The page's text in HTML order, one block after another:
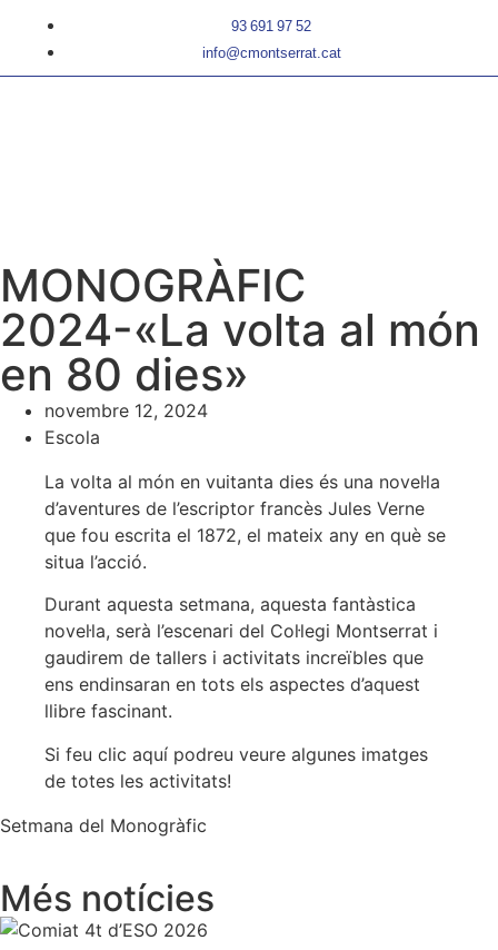
93 691 97 52
info@cmontserrat.cat
MONOGRÀFIC
2024-«La volta al món
en 80 dies»
novembre 12, 2024
Escola
La volta al món en vuitanta dies és una novel·la
d’aventures de l’escriptor francès Jules Verne
que fou escrita el 1872, el mateix any en què se
situa l’acció.
Durant aquesta setmana, aquesta fantàstica
novel·la, serà l’escenari del Col·legi Montserrat i
gaudirem de tallers i activitats increïbles que
ens endinsaran en tots els aspectes d’aquest
llibre fascinant.
Si feu clic aquí podreu veure algunes imatges
de totes les activitats!
Setmana del Monogràfic
Més notícies